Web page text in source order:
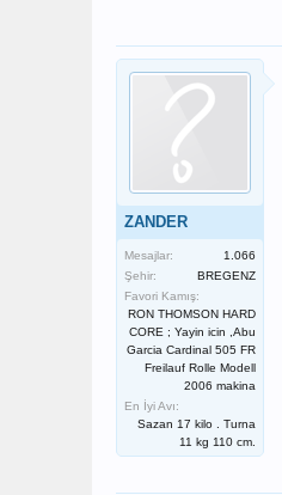
ZANDER
Mesajlar:
1.066
Şehir:
BREGENZ
Favori Kamış:
RON THOMSON HARD
CORE ; Yayin icin ,Abu
Garcia Cardinal 505 FR
Freilauf Rolle Modell
2006 makina
En İyi Avı:
Sazan 17 kilo . Turna
11 kg 110 cm.